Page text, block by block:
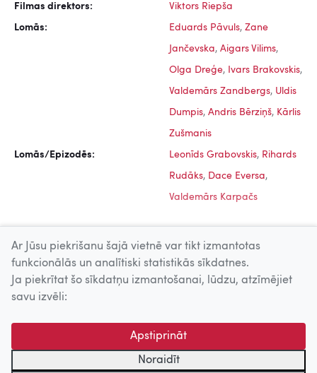
Filmas direktors: Viktors Riepša
Lomās: Eduards Pāvuls, Zane
Jančevska, Aigars Vilims,
Olga Dreģe, Ivars Brakovskis,
Valdemārs Zandbergs, Uldis
Dumpis, Andris Bērziņš, Kārlis
Zušmanis
Lomās/Epizodēs: Leonīds Grabovskis, Rihards
Rudāks, Dace Eversa,
Valdemārs Karpačs
Uz augšu
© 2026 Nacionālais Kino centrs, Kultūras informācijas sistēmu
centrs. Sadarbības partneris: Latvijas Valsts
kinofotofonodokumentu arhīvs.
Ar Jūsu piekrišanu šajā vietnē var tikt izmantotas
funkcionālās un analītiski statistikās sīkdatnes.
Ja piekrītat šo sīkdatņu izmantošanai, lūdzu, atzīmējiet
savu izvēli:
Apstiprināt
Noraidīt